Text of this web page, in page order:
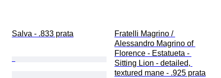
Salva - .833 prata
Fratelli Magrino /
Alessandro Magrino of
Florence - Estatueta -
Sitting Lion - detailed,
textured mane - .925 prata